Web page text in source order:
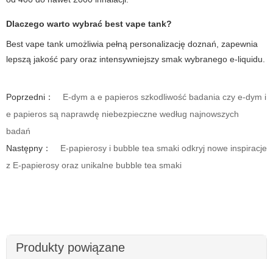
Dlaczego warto wybrać best vape tank?
Best vape tank umożliwia pełną personalizację doznań, zapewnia
lepszą jakość pary oraz intensywniejszy smak wybranego e-liquidu.
Poprzedni：
E-dym a e papieros szkodliwość badania czy e-dym i
e papieros są naprawdę niebezpieczne według najnowszych
badań
Następny：
E-papierosy i bubble tea smaki odkryj nowe inspiracje
z E-papierosy oraz unikalne bubble tea smaki
Produkty powiązane